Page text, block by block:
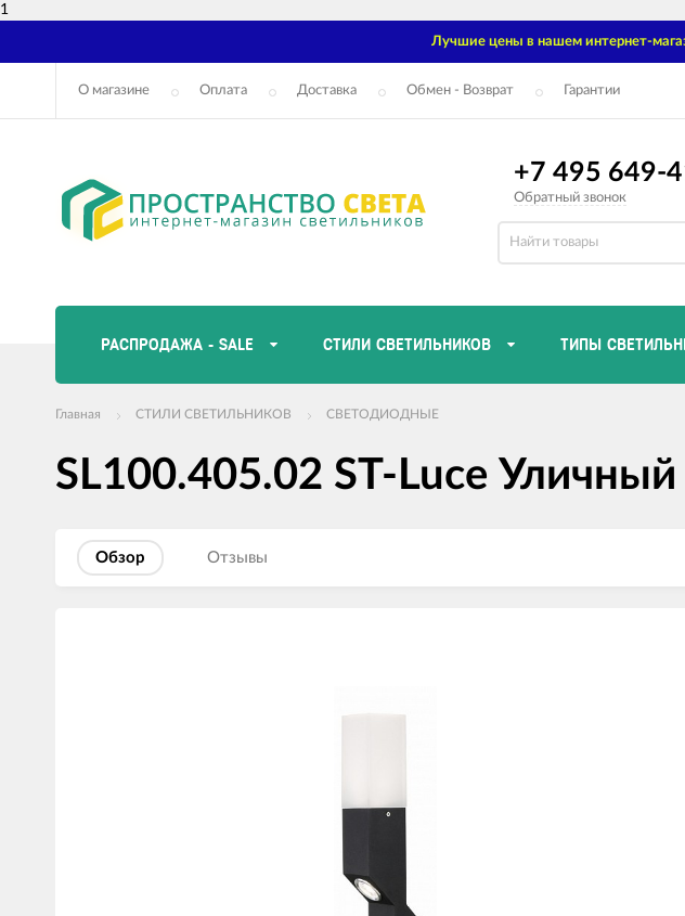
1
Лучшие цены в нашем интернет-
О магазине Оплата Доставка Обмен - Возврат Гарантии
+7 495 649-
Обратный звонок
РАСПРОДАЖА - SALE СТИЛИ СВЕТИЛЬНИКОВ ТИПЫ
Главная СТИЛИ СВЕТИЛЬНИКОВ СВЕТОДИОДНЫЕ
SL100.405.02 ST-Luce
Обзор Отзывы